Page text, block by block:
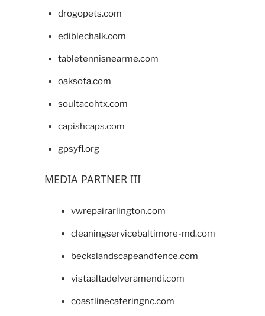
drogopets.com
ediblechalk.com
tabletennisnearme.com
oaksofa.com
soultacohtx.com
capishcaps.com
gpsyfl.org
MEDIA PARTNER III
vwrepairarlington.com
cleaningservicebaltimore-md.com
beckslandscapeandfence.com
vistaaltadelveramendi.com
coastlinecateringnc.com